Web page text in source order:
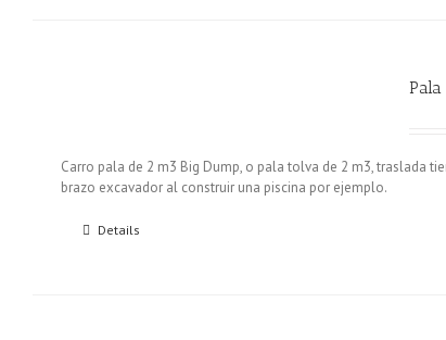
Carro pala de 2 m3 Big Dump, o pala tolva de 2 m3, traslada
brazo excavador al construir una piscina por ejemplo.
Details